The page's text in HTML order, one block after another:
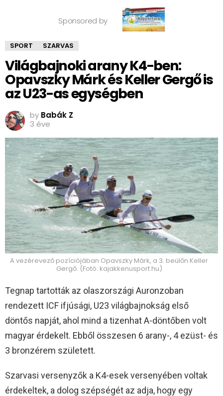
Sponsored by
SPORT SZARVAS
Világbajnoki arany K4-ben:
Opavszky Márk és Keller Gergő is
az U23-as egységben
by Babák Z
3 éve
A vezérevező pozíciójában Opavszky Márk, a 3. beülőn Keller
Gergő. (Fotó: kajakkenusport.hu)
Tegnap tartották az olaszországi Auronzoban
rendezett ICF ifjúsági, U23 világbajnokság első
döntős napját, ahol mind a tizenhat A-döntőben volt
magyar érdekelt. Ebből összesen 6 arany-, 4 ezüst- és
3 bronzérem született.
Szarvasi versenyzők a K4-esek versenyében voltak
érdekeltek, a dolog szépségét az adja, hogy egy